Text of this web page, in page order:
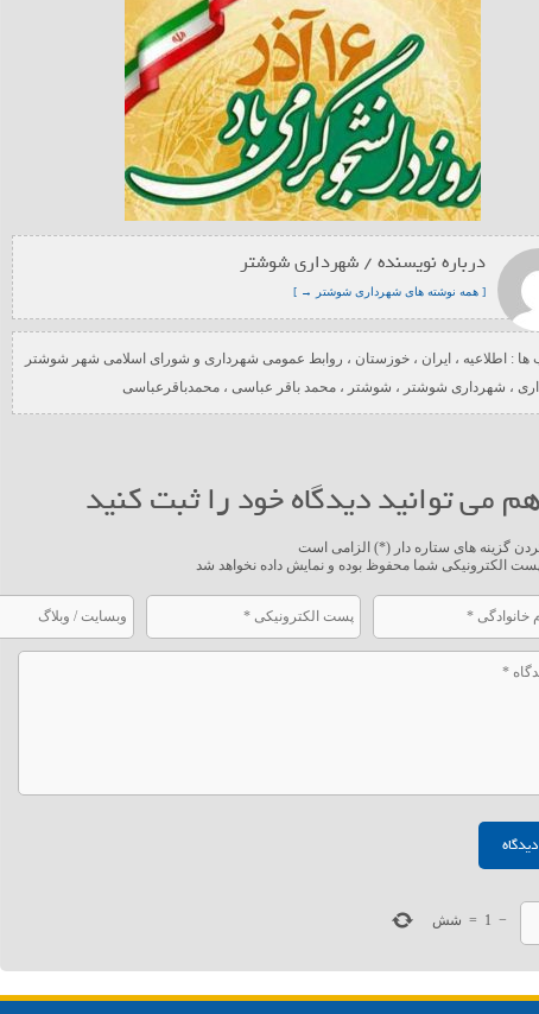
درباره نویسنده / شهرداری شوشتر
[ همه نوشته های شهرداری شوشتر → ]
ها : اطلاعیه ، ایران ، خوزستان ، روابط عمومی شهرداری و شورای اسلامی شهر شوشتر
، شهرداری شوشتر ، شوشتر ، محمد باقر عباسی ، محمدباقرعباسی
می توانید دیدگاه خود را ثبت کنید
گزینه های ستاره دار (*) الزامی است
الکترونیکی شما محفوظ بوده و نمایش داده نخواهد شد
−
1
= شش